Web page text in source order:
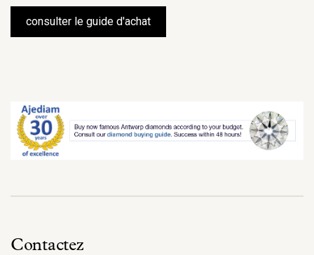
consulter le guide d'achat
Contactez